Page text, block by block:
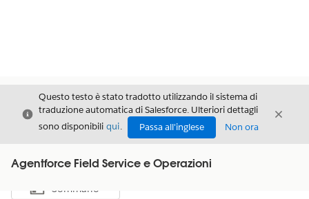
Chiudi
Questo testo è stato tradotto utilizzando il sistema di
traduzione automatica di Salesforce. Ulteriori dettagli
sono disponibili qui. Passa all'inglese Non ora
Chiudi
Agentforce Field Service e Operazioni
Mostra sommario
Sommario